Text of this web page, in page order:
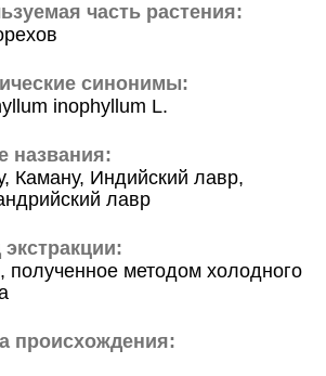
часть растения:
синонимы:
inophyllum L.
названия:
Каману, Индийский лавр,
лавр
полученное методом холодного
происхождения: